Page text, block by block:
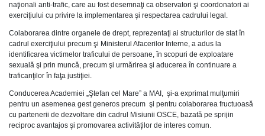
naţionali anti-trafic, care au fost desemnaţi ca observatori şi coordonatori ai
exerciţiului cu privire la implementarea şi respectarea cadrului legal.
Colaborarea dintre organele de drept, reprezentaţi ai structurilor de stat în
cadrul exerciţiului precum şi Ministerul Afacerilor Interne, a adus la
identificarea victimelor traficului de persoane, în scopuri de exploatare
sexuală şi prin muncă, precum şi urmărirea şi aducerea în continuare a
traficanţilor în faţa justiţiei.
Conducerea Academiei „Ştefan cel Mare” a MAI, şi-a exprimat mulţumiri
pentru un asemenea gest generos precum şi pentru colaborarea fructuoasă
cu partenerii de dezvoltare din cadrul Misiunii OSCE, bazată pe sprijin
reciproc avantajos şi promovarea activităţilor de interes comun.